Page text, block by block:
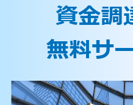
資金
無料サ